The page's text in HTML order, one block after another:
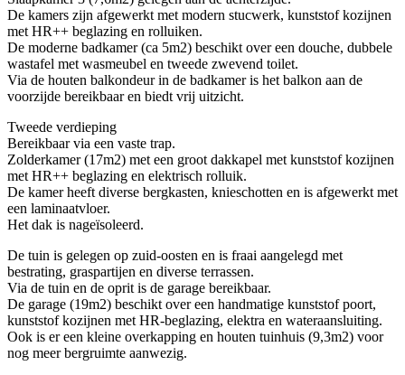
De kamers zijn afgewerkt met modern stucwerk, kunststof kozijnen
met HR++ beglazing en rolluiken.
De moderne badkamer (ca 5m2) beschikt over een douche, dubbele
wastafel met wasmeubel en tweede zwevend toilet.
Via de houten balkondeur in de badkamer is het balkon aan de
voorzijde bereikbaar en biedt vrij uitzicht.
Tweede verdieping
Bereikbaar via een vaste trap.
Zolderkamer (17m2) met een groot dakkapel met kunststof kozijnen
met HR++ beglazing en elektrisch rolluik.
De kamer heeft diverse bergkasten, knieschotten en is afgewerkt met
een laminaatvloer.
Het dak is nageïsoleerd.
De tuin is gelegen op zuid-oosten en is fraai aangelegd met
bestrating, graspartijen en diverse terrassen.
Via de tuin en de oprit is de garage bereikbaar.
De garage (19m2) beschikt over een handmatige kunststof poort,
kunststof kozijnen met HR-beglazing, elektra en wateraansluiting.
Ook is er een kleine overkapping en houten tuinhuis (9,3m2) voor
nog meer bergruimte aanwezig.